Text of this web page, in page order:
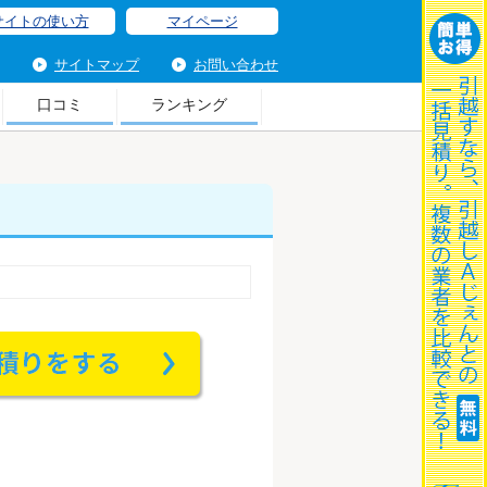
イトの使い方 マイページ
サイトマップ お問い合わせ
口コミ ランキング